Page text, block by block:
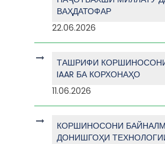
ВАҲДАТОФАР
22.06.2026
ТАШРИФИ
IAAR БА КОРХОНАҲО
11.06.2026
КОРШИНОСОНИ
ДОНИШГОҲИ